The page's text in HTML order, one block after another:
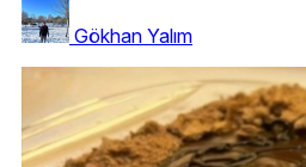
Gökhan Yalım